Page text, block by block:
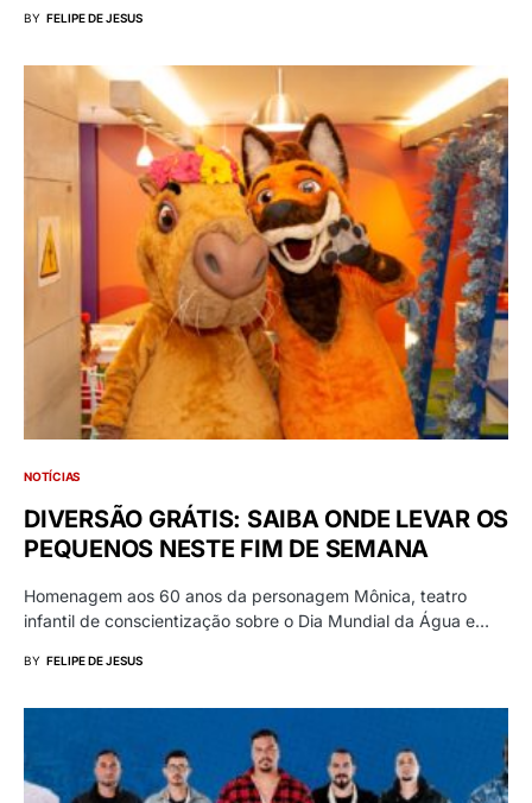
BY FELIPE DE JESUS
NOTÍCIAS
DIVERSÃO GRÁTIS: SAIBA ONDE LEVAR OS
PEQUENOS NESTE FIM DE SEMANA
Homenagem aos 60 anos da personagem Mônica, teatro
infantil de conscientização sobre o Dia Mundial da Água e…
BY FELIPE DE JESUS